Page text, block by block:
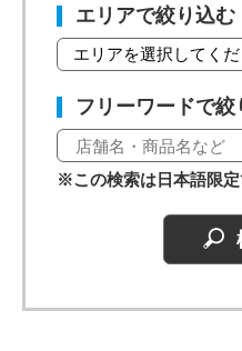
エリアで絞り込む
フリーワードで絞
※この検索は日本語限